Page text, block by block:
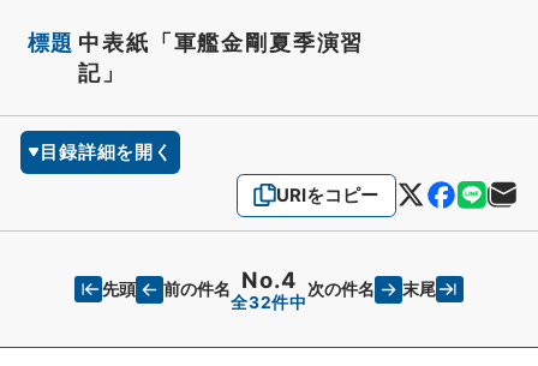
標題 中表紙「軍艦金剛夏季演習
記」
目録詳細を開く
URIをコピー
先頭 前の件名 No.4
全32件中
次の件名 末尾